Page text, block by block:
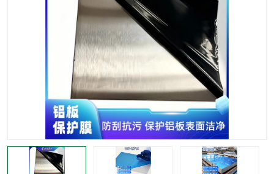
乳白保护膜
纯黑保护膜
彩钢板保护膜
不绣钢板保护膜 两边上胶保护膜
窗缝阻风胶带 铝板保护膜